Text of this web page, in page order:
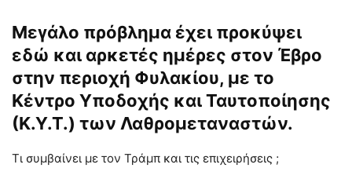
Μεγάλο πρόβλημα έχει προκύψει
εδώ και αρκετές ημέρες στον Έβρο
στην περιοχή Φυλακίου, με το
Κέντρο Υποδοχής και Ταυτοποίησης
(Κ.Υ.Τ.) των Λαθρομεταναστών.
Τι συμβαίνει με τον Τράμπ και τις επιχειρήσεις ;